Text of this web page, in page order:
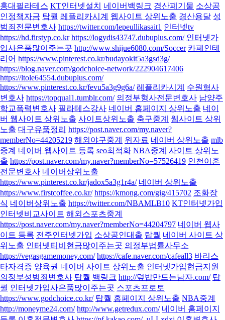
홍대필라테스 KT인터넷설치 네이버백링크 경산폐기물 소상공
인정책자금 탑퀄 레플리카시계 웹사이트 상위노출 경산용달 성
범죄전문변호사 https://twitter.com/lepeullikasait1 인터넷tv
https://hd.firstyp.co.kr https://logydis43747.dubuplus.com/ 인터넷가
입사은품많이주는곳 http://www.shijue6080.com/Soccer 카페인테
리어 https://www.pinterest.co.kr/budayokit5a3gsd3g/
https://blog.naver.com/godchoice-network/222904617406
https://ltole64554.dubuplus.com/
https://www.pinterest.co.kr/fevu5a3g9g6a/ 레플리카시계 수원형사
변호사 https://topqual1.tumblr.com/ 의정부형사전문변호사 남양주
학교폭력변호사 필라테스강사 네이버 홈페이지 상위노출 네이
버 웹사이트 상위노출 사이트상위노출 축구중계 웹사이트 상위
노출 대구유품정리 https://post.naver.com/my.naver?
memberNo=44205219 해외야구중계 위자료 네이버 상위노출 mlb
중계 네이버 웹사이트 등록 seo최적화 NBA중계 사이트 상위노
출 https://post.naver.com/my.naver?memberNo=57526419 인천이혼
전문변호사 네이버상위노출
https://www.pinterest.co.kr/jadox5a3g1r4a/ 네이버 상위노출
https://www.firstcoffee.co.kr/ https://kmong.com/gig/415702 조화장
식 네이버상위노출 https://twitter.com/NBAMLB10 KT인터넷가입
인터넷비교사이트 해외스포츠중계
https://post.naver.com/my.naver?memberNo=44204797 네이버 웹사
이트 등록 전주인터넷가입 소상공인대출 탑퀄 네이버 사이트 상
위노출 인터넷티비현금많이주는곳 의정부법률사무소
https://vegasgamemoney.com/ https://cafe.naver.com/cafeall3 바리스
타자격증 양육권 네이버 사이트 상위노출 인터넷가입현금지원
의정부성범죄변호사 탑퀄 백링크 http://덮밥만드는남자.com/ 탑
퀄 인터넷가입사은품많이주는곳 스포츠프로토
https://www.godchoice.co.kr/ 탑퀄 홈페이지 상위노출 NBA중계
http://moneyme24.com/ http://www.getredux.com/ 네이버 홈페이지